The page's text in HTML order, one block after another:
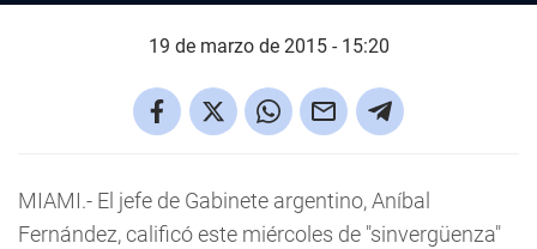
19 de marzo de 2015 - 15:20
MIAMI.- El jefe de Gabinete argentino, Aníbal
Fernández, calificó este miércoles de "sinvergüenza"